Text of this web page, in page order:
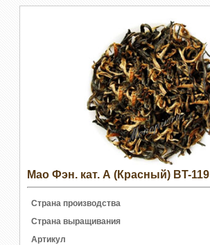
Мао Фэн. кат. А (Красный) BT-119
Страна производства
Страна выращивания
Артикул